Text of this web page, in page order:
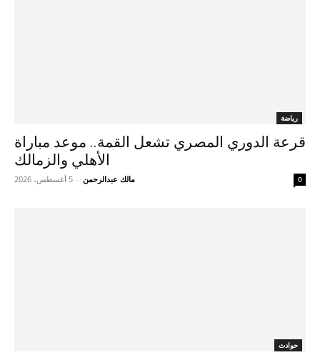
رياضة
قرعة الدوري المصري تشعل القمة.. موعد مباراة
الأهلي والزمالك
مالك عبدالرحمن - 5 أغسطس، 2026 0
حوادث